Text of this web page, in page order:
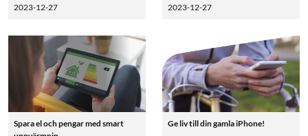
2023-12-27
2023-12-27
Spara el och pengar med smart
Ge liv till din gamla iPhone!